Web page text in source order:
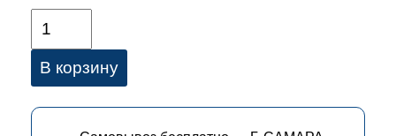
В корзину